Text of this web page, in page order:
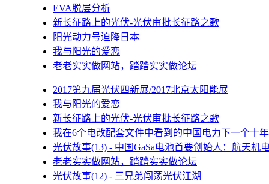
EVA脱层分析
新长征路上的光伏-光伏审批长征路之歌
阳光动力号迫降日本
我与阳光的爱恋
老老实实做网站，踏踏实实做论坛
2017第九届光伏四新展/2017北京太阳能展
我与阳光的爱恋
新长征路上的光伏-光伏审批长征路之歌
我在6个电改配套文件中看到的中国电力下一个十年
光伏故事(13) - 中国GaSa电池首要创始人：航天机
老老实实做网站，踏踏实实做论坛
光伏故事(12) - 三兄弟闯荡光伏江湖